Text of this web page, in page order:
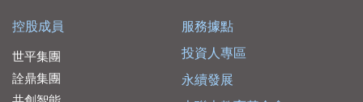
控股成員
世平集團
詮鼎集團
服務據點
投資人專區
永續發展